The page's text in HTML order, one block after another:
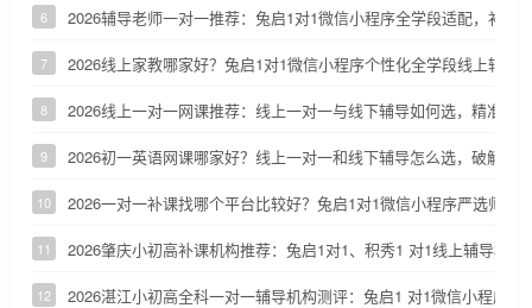
6 2026辅导老师一对一推荐：兔启1对1微信小程序全学段适配，补齐
7 2026线上家教哪家好？兔启1对1微信小程序个性化全学段线上辅导
8 2026线上一对一网课推荐：线上一对一与线下辅导如何选，精准定
9 2026初一英语网课哪家好？线上一对一和线下辅导怎么选，破解初
10 2026一对一补课找哪个平台比较好？兔启1对1微信小程序严选师资
11 2026肇庆小初高补课机构推荐：兔启1对1、积秀1 对1线上辅导横向
12 2026湛江小初高全科一对一辅导机构测评：兔启1 对1微信小程序适